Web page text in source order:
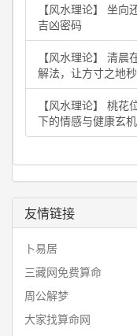
【风水理论】 坐
吉凶密码
【风水理论】 清
解法，让方寸之地
【风水理论】 桃
下的情感与健康玄机
友情链接
卜易居
三藏网免费算命
周公解梦
大家找算命网